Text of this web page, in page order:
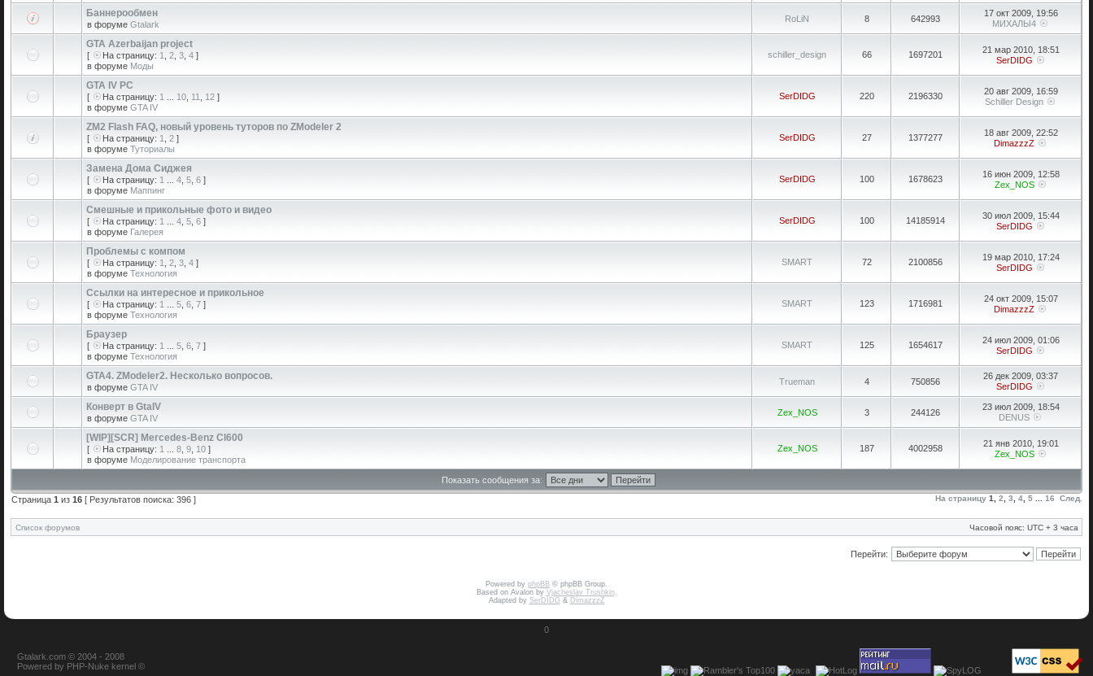
Баннерообмен
в форуме Gtalark
RoLiN 8 642993
17 окт 2009, 19:56
МИХАЛЫ4
GTA Azerbaijan project
[ На страницу: 1 2 3 4 ]
в форуме Моды
schiller_design 66 1697201
21 мар 2010, 18:51
SerDIDG
GTA IV PC
[ На страницу: 1 10 11 12 ]
в форуме GTA IV
SerDIDG 220 2196330
20 авг 2009, 16:59
Schiller Design
ZM2 Flash FAQ, новый уровень туторов по ZModeler 2
[ На страницу: 1 2 ]
в форуме Туториалы
SerDIDG 27 1377277
18 авг 2009, 22:52
DimazzzZ
Замена Дома Сиджея
[ На страницу: 1 4 5 6 ]
в форуме Маппинг
SerDIDG 100 1678623
16 июн 2009, 12:58
Zex_NOS
Смешные и прикольные фото и видео
[ На страницу: 1 4 5 6 ]
в форуме Галерея
SerDIDG 100 14185914
30 июл 2009, 15:44
SerDIDG
Проблемы с компом
[ На страницу: 1 2 3 4 ]
в форуме Технология
SMART 72 2100856
19 мар 2010, 17:24
SerDIDG
Ссылки на интересное и прикольное
[ На страницу: 1 5 6 7 ]
в форуме Технология
SMART 123 1716981
24 окт 2009, 15:07
DimazzzZ
Браузер
[ На страницу: 1 5 6 7 ]
в форуме Технология
SMART 125 1654617
24 июл 2009, 01:06
SerDIDG
GTA4. ZModeler2. Несколько вопросов.
в форуме GTA IV
Trueman 4 750856
26 дек 2009, 03:37
SerDIDG
Конверт в GtaIV
в форуме GTA IV
Zex_NOS 3 244126
23 июл 2009, 18:54
DENUS
[WIP][SCR] Mercedes-Benz Cl600
[ На страницу: 1 8 9 10 ]
в форуме Моделирование транспорта
Zex_NOS 187 4002958
21 янв 2010, 19:01
Zex_NOS
Показать сообщения за:
Страница 1 из 16 [ Результатов поиска: 396 ] На страницу 1 2 3 4 5 16 След.
Список форумов Часовой пояс: UTC + 3 часа
Перейти:
Powered by phpBB © phpBB Group.
Based on Avalon by Vjacheslav Trushkin.
Adapted by SerDIDG& DimazzzZ
0
Gtalark.com © 2004 - 2008
Powered by PHP-Nuke kernel ©